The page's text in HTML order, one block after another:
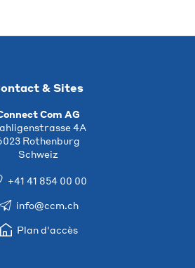
& Sites
Com AG
4A
Rothenburg
Schweiz
+41 41 854 00 00
info@ccm.ch
Plan d'accès